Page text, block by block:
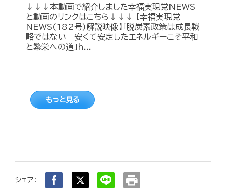
↓↓↓本動画で紹介しました幸福実現党NEWS
と動画のリンクはこちら↓↓↓ 【幸福実現党
NEWS(182号)解説映像】「脱炭素政策は成長戦
略ではない 安くて安定したエネルギーこそ平和
と繁栄への道」h...
もっと見る
シェア： print